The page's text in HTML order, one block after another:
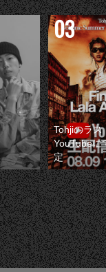
Tohjiのラス
YouTubeに
定